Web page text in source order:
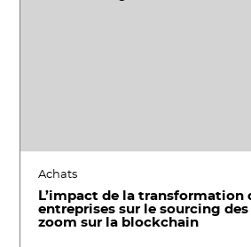
Achats
L’impact de la transformation
entreprises sur le sourcing
zoom sur la blockchain